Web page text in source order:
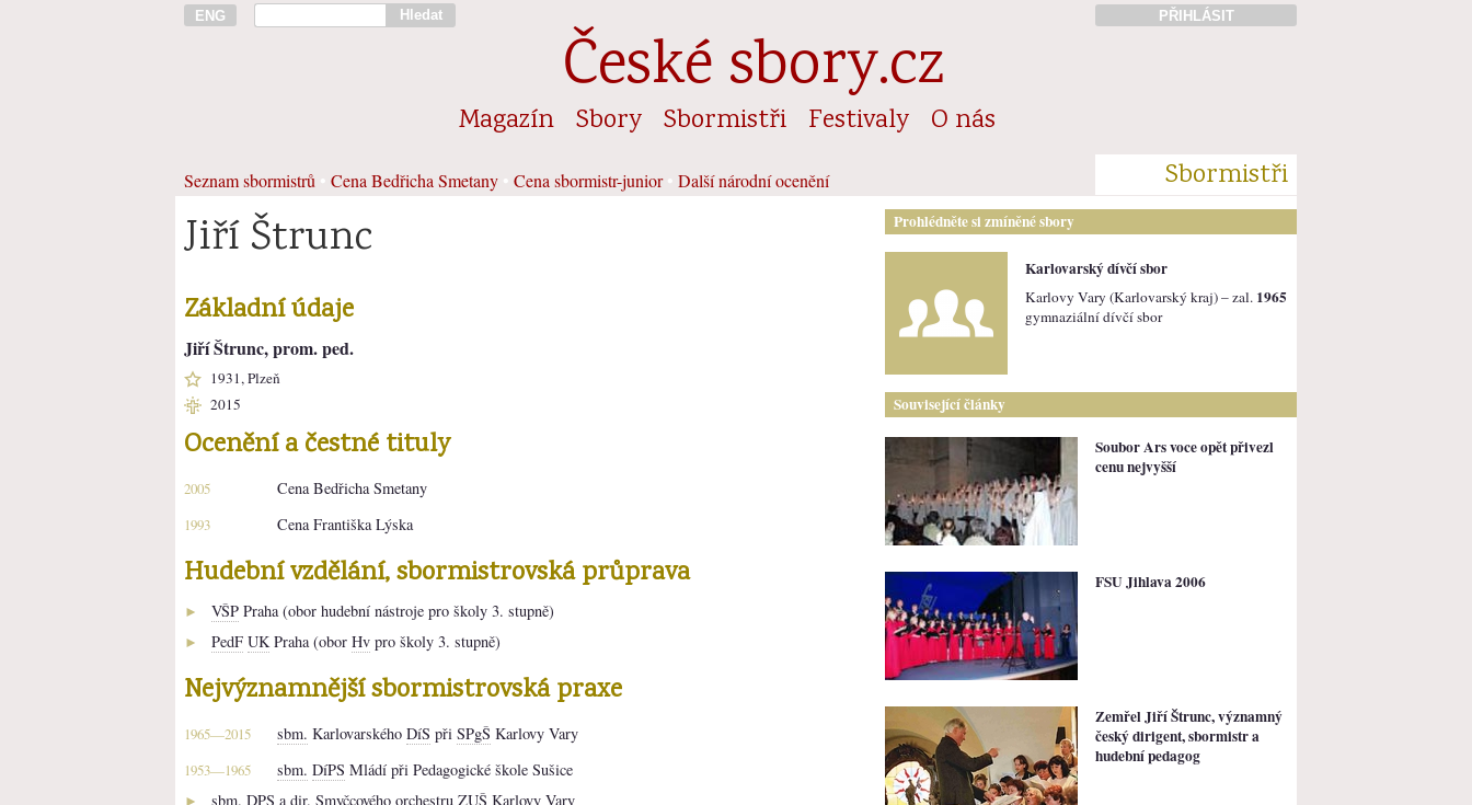
ENG Hledat PŘIHLÁSIT
České sbory.cz
Magazín Sbory Sbormistři Festivaly O nás
Seznam sbormistrů Cena Bedřicha Smetany Cena sbormistr-junior• Další národní ocenění Sbormistři
Jiří Štrunc
Základní údaje
Jiří Štrunc, prom. ped.
1931, Plzeň
2015
Ocenění a čestné tituly
2005 Cena Bedřicha Smetany
1993 Cena Františka Lýska
Hudební vzdělání, sbormistrovská průprava
► VŠP Praha (obor hudební nástroje pro školy 3. stupně)
► PedF UK Praha (obor Hv pro školy 3. stupně)
Nejvýznamnější sbormistrovská praxe
1965—2015 sbm. Karlovarského DíS při SPgŠ Karlovy Vary
1953—1965 sbm. DíPS Mládí při Pedagogické škole Sušice
► sbm. DPS a dir. Smyčcového orchestru ZUŠ Karlovy Vary
Prohlédněte si zmíněné sbory
Karlovarský dívčí sbor
Karlovy Vary (Karlovarský kraj) – zal. 1965
gymnaziální dívčí sbor
Související články
Soubor Ars voce opět přivezl
cenu nejvyšší
FSU Jihlava 2006
Zemřel Jiří Štrunc, významný
český dirigent, sbormistr a
hudební pedagog